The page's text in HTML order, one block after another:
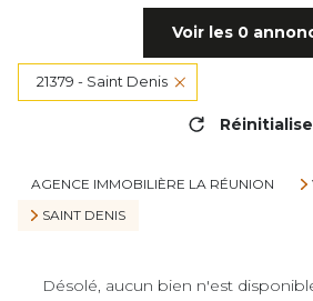
Voir les 0
21379 - Saint Denis
AGENCE IMMOBILIÈRE LA RÉUNION
SAINT DENIS
Désolé, aucun bien n'est